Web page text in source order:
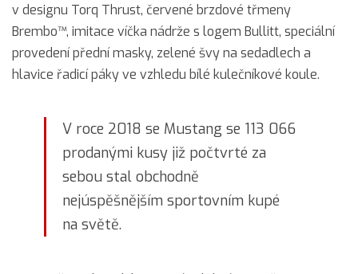
v designu Torq Thrust, červené brzdové třmeny
Brembo™, imitace víčka nádrže s logem Bullitt, speciální
provedení přední masky, zelené švy na sedadlech a
hlavice řadicí páky ve vzhledu bílé kulečníkové koule.
V roce 2018 se Mustang se 113 066
prodanými kusy již počtvrté za
sebou stal obchodně
nejúspěšnějším sportovním kupé
na světě.